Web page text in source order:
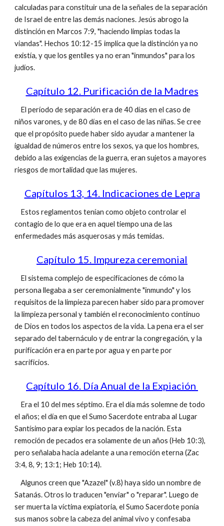
calculadas para constituir una de la señales de la separación
de Israel de entre las demás naciones. Jesús abrogo la
distinción en Marcos 7:9, "haciendo limpias todas la
viandas". Hechos 10:12-15 implica que la distinción ya no
existía, y que los gentiles ya no eran "inmundos" para los
judíos.
Capítulo 12. Purificación de la Madres
El período de separación era de 40 días en el caso de
niños varones, y de 80 días en el caso de las niñas. Se cree
que el propósito puede haber sido ayudar a mantener la
igualdad de números entre los sexos, ya que los hombres,
debido a las exigencias de la guerra, eran sujetos a mayores
riesgos de mortalidad que las mujeres.
Capítulos 13, 14. Indicaciones de Lepra
Estos reglamentos tenían como objeto controlar el
contagio de lo que era en aquel tiempo una de las
enfermedades más asquerosas y más temidas.
Capítulo 15. Impureza ceremonial
El sistema complejo de especificaciones de cómo la
persona llegaba a ser ceremonialmente "inmundo" y los
requisitos de la limpieza parecen haber sido para promover
la limpieza personal y también el reconocimiento continuo
de Dios en todos los aspectos de la vida. La pena era el ser
separado del tabernáculo y de entrar la congregación, y la
purificación era en parte por agua y en parte por
sacrificios.
Capítulo 16. Día Anual de la Expiación
Era el 10 del mes séptimo. Era el día más solemne de todo
el años; el día en que el Sumo Sacerdote entraba al Lugar
Santísimo para expiar los pecados de la nación. Esta
remoción de pecados era solamente de un años (Heb 10:3),
pero señalaba hacia adelante a una remoción eterna (Zac
3:4, 8, 9; 13:1; Heb 10:14).
Algunos creen que "Azazel" (v.8) haya sido un nombre de
Satanás. Otros lo traducen "enviar" o "reparar". Luego de
ser muerta la víctima expiatoria, el Sumo Sacerdote ponía
sus manos sobre la cabeza del animal vivo y confesaba